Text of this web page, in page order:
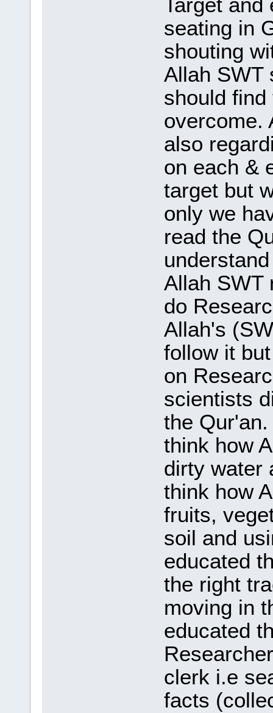
seating in
shouting
Allah SWT
should
overcome.
also
on each &
target but
only we
read the
Allah SWT
do
Allah's
follow it
on
scientists
the
think how
dirty water
think how
fruits,
soil and
educated
the right
moving in
educated
clerk i.e
facts